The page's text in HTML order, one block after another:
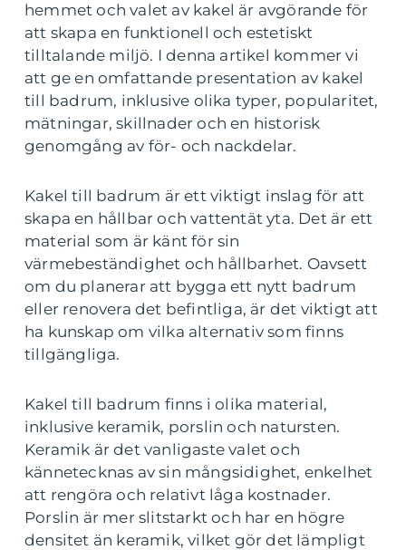
hemmet och valet av kakel är avgörande för
att skapa en funktionell och estetiskt
tilltalande miljö. I denna artikel kommer vi
att ge en omfattande presentation av kakel
till badrum, inklusive olika typer, popularitet,
mätningar, skillnader och en historisk
genomgång av för- och nackdelar.
Kakel till badrum är ett viktigt inslag för att
skapa en hållbar och vattentät yta. Det är ett
material som är känt för sin
värmebeständighet och hållbarhet. Oavsett
om du planerar att bygga ett nytt badrum
eller renovera det befintliga, är det viktigt att
ha kunskap om vilka alternativ som finns
tillgängliga.
Kakel till badrum finns i olika material,
inklusive keramik, porslin och natursten.
Keramik är det vanligaste valet och
kännetecknas av sin mångsidighet, enkelhet
att rengöra och relativt låga kostnader.
Porslin är mer slitstarkt och har en högre
densitet än keramik, vilket gör det lämpligt